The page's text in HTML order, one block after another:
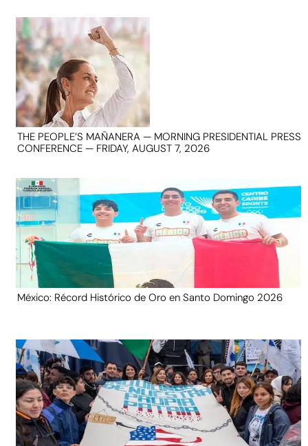
THE PEOPLE’S MAÑANERA — MORNING PRESIDENTIAL PRESS
CONFERENCE — FRIDAY, AUGUST 7, 2026
México: Récord Histórico de Oro en Santo Domingo 2026